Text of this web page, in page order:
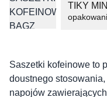
TIKY
Saszetki kofeinowe to
doustnego
napojów